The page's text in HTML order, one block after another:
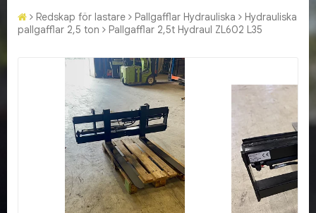
Redskap för lastare Pallgafflar Hydrauliska
Hydrauliska
pallgafflar 2,5 ton
Pallgafflar 2,5t Hydraul ZL602 L35